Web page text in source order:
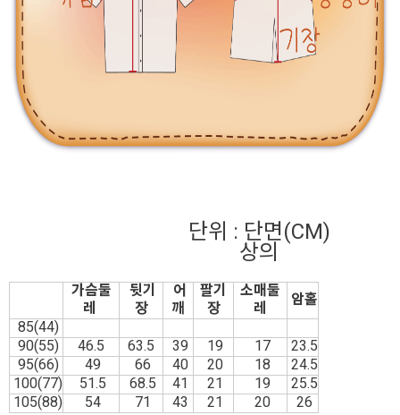
단위 : 단면(CM)
상의
가슴둘
레
뒷기
장
어
깨
팔기
장
소매둘
레
암홀
85(44)
90(55)
46.5 63.5 39 19 17
23.5
95(66)
49 66 40 20 18
24.5
100(77)
51.5 68.5 41 21 19
25.5
105(88)
54 71 43 21 20 26